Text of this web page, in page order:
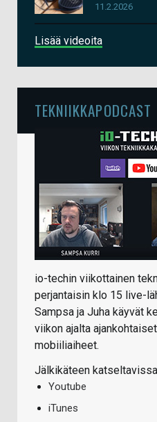
11.2.2026
Lisää videoita
TEKNIIKKAPODCAST
io-techin viikottainen
perjantaisin klo 15 live-
Sampsa ja Juha käyvät
viikon ajalta
mobiiliaiheet.
Jälkikäteen
Youtube
iTunes